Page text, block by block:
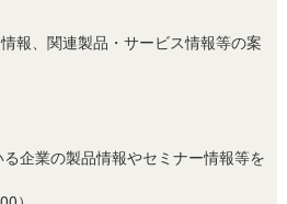
報、関連製品・サービス情報等の案
企業の製品情報やセミナー情報等を